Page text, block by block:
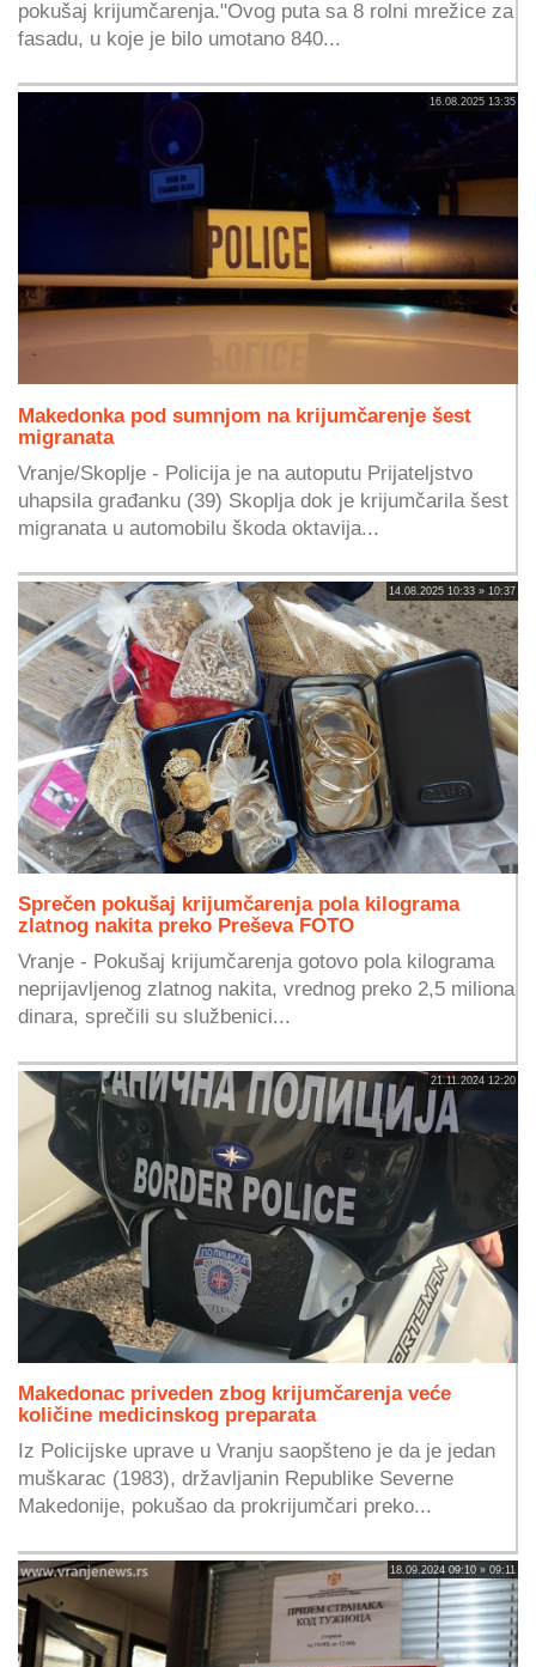
pokušaj krijumčarenja."Ovog puta sa 8 rolni mrežice za
fasadu, u koje je bilo umotano 840...
16.08.2025 13:35
Makedonka pod sumnjom na krijumčarenje šest
migranata
Vranje/Skoplje - Policija je na autoputu Prijateljstvo
uhapsila građanku (39) Skoplja dok je krijumčarila šest
migranata u automobilu škoda oktavija...
14.08.2025 10:33 » 10:37
Sprečen pokušaj krijumčarenja pola kilograma
zlatnog nakita preko Preševa FOTO
Vranje - Pokušaj krijumčarenja gotovo pola kilograma
neprijavljenog zlatnog nakita, vrednog preko 2,5 miliona
dinara, sprečili su službenici...
21.11.2024 12:20
Makedonac priveden zbog krijumčarenja veće
količine medicinskog preparata
Iz Policijske uprave u Vranju saopšteno je da je jedan
muškarac (1983), državljanin Republike Severne
Makedonije, pokušao da prokrijumčari preko...
18.09.2024 09:10 » 09:11